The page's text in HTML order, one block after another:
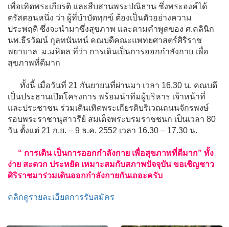
เพื่อเทิดพระเกียรติ และสืบสานพระปณิธาน ซึ่งพระองค์ได้
ตรัสตอนหนึ่ง ว่า ผู้ที่บำบัดทุกข์ ต้องเป็นตัวอย่างความ
ประพฤติ ซึ่งจะนำมาซึ่งสุขภาพ และตามคำพูดของ ศ.คลินิก
นพ.ธีรวัฒน์ กุลทนันทน์ คณบดีคณะแพทยศาสตร์ศิริราช
พยาบาล ม.มหิดล ที่ว่า การเดินเป็นการออกกำลังกาย เพื่อ
สุขภาพที่ดีมาก
ทั้งนี้ เมื่อวันที่ 21 กันยายนที่ผ่านมา เวลา 16.30 น. คณบดี
เป็นประธานเปิดโครงการ พร้อมนำทีมผู้บริหาร เจ้าหน้าที่
และประชาชน ร่วมเดินเทิดพระเกียรติบริเวณถนนจักรพงษ์
รอบพระราชานุสาวรีย์ สมเด็จพระบรมราชชนก เป็นเวลา 80
วัน ตั้งแต่ 21 ก.ย. – 9 ธ.ค. 2552 เวลา 16.30 – 17.30 น.
“ การเดิน เป็นการออกกำลังกาย เพื่อสุขภาพที่ดีมาก” ทั้ง
ง่าย สะดวก ประหยัด เหมาะสมกับสภาพปัจจุบัน ขอเชิญชาว
ศิริราชมาร่วมเดินออกกำลังกายกันเถอะครับ
คลิกดูรายละเอียดการรับสมัคร